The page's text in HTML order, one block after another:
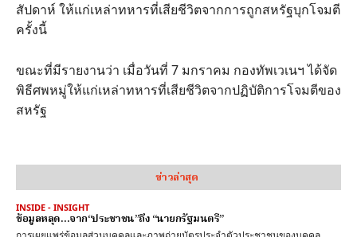
สัปดาห์ ให้แก่เหล่าทหารที่เสียชีวิตจากการถูกสหรัฐบุกโจมตี
ครั้งนี้
ขณะที่มีรายงานว่า เมื่อวันที่ 7 มกราคม กองทัพเวเนฯ ได้จัด
พิธีศพหมู่ให้แก่เหล่าทหารที่เสียชีวิตจากปฏิบัติการโจมตีของ
สหรัฐ
ข่าวล่าสุด
INSIDE - INSIGHT
ข้อมูลหลุด…จาก“ประชาชน”ถึง “นายกรัฐมนตรี”